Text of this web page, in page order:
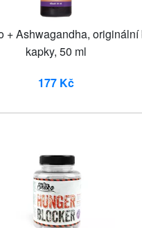
+ Ashwagandha,
kapky, 50 ml
177 Kč